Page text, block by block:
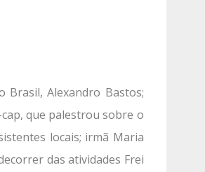
Brasil, Alexandro Bastos;
que palestrou sobre o
locais; irmã Maria
das atividades Frei